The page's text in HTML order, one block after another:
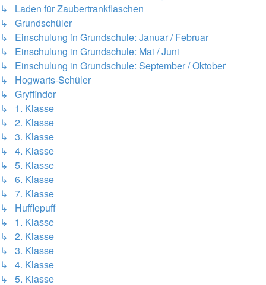
↳ Laden für Zaubertrankflaschen
↳ Grundschüler
↳ Einschulung in Grundschule: Januar / Februar
↳ Einschulung in Grundschule: Mai / Juni
↳ Einschulung in Grundschule: September / Oktober
↳ Hogwarts-Schüler
↳ Gryffindor
↳ 1. Klasse
↳ 2. Klasse
↳ 3. Klasse
↳ 4. Klasse
↳ 5. Klasse
↳ 6. Klasse
↳ 7. Klasse
↳ Hufflepuff
↳ 1. Klasse
↳ 2. Klasse
↳ 3. Klasse
↳ 4. Klasse
↳ 5. Klasse